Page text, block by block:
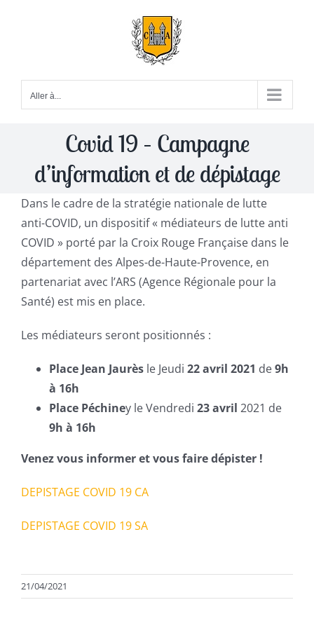
Aller à...
Covid 19 – Campagne
d’information et de dépistage
Dans le cadre de la stratégie nationale de lutte
anti-COVID, un dispositif « médiateurs de lutte anti
COVID » porté par la Croix Rouge Française dans le
département des Alpes-de-Haute-Provence, en
partenariat avec l’ARS (Agence Régionale pour la
Santé) est mis en place.
Les médiateurs seront positionnés :
Place Jean Jaurès le Jeudi 22 avril 2021 de9h
à 16h
Place Péchiney le Vendredi 23 avril 2021 de
9h à 16h
Venez vous informer et vous faire dépister !
DEPISTAGE COVID 19 CA
DEPISTAGE COVID 19 SA
21/04/2021